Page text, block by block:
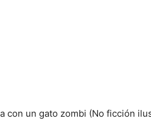
con un gato zombi (No ficción